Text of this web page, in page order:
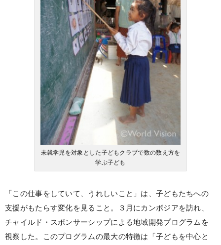
未就学児を対象とした子どもクラブで数の数え方を
学ぶ子ども
「この仕事をしていて、うれしいこと」は、子どもたちへの
支援がもたらす変化を見ること。３月にカンボジアを訪れ、
チャイルド・スポンサーシップによる地域開発プログラムを
視察した。このプログラムの最大の特徴は「子どもを中心と